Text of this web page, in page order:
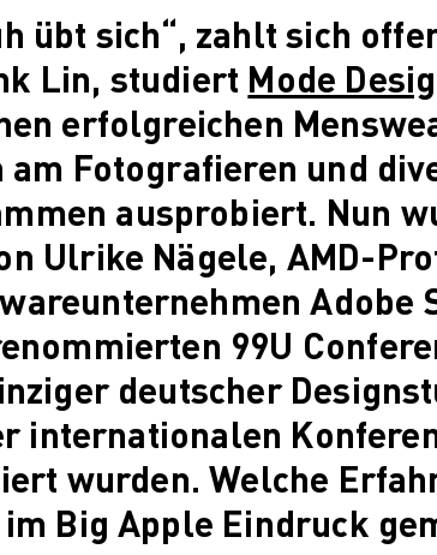
PARVENUE
Creative Management
Creative
Master Lecture
Fashion and Design
Fashion and Design
Vortragsreihe „Was
The Fabric of My Life
Digital and Technical
Digital and Technical
2019 Künstliche
Mehr nachhaltige
Innovation
The next wave of
tech
Sustainable Design
Sustainable Design
übt sich“, zahlt sich
Lin, studiert Mode
erfolgreichen
am Fotografieren und
ausprobiert. Nun
Ulrike Nägele, AMD-
Adobe
99U
deutscher
internationalen
wurden. Welche
Big Apple Eindruck